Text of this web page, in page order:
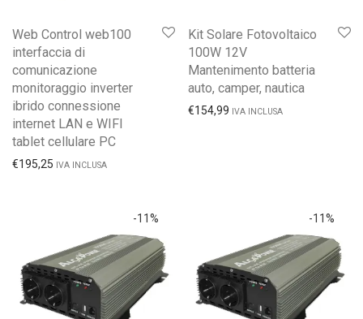
Web Control web100
interfaccia di
comunicazione
monitoraggio inverter
ibrido connessione
internet LAN e WIFI
tablet cellulare PC
€195,25 IVA INCLUSA
Kit Solare Fotovoltaico
100W 12V
Mantenimento batteria
auto, camper, nautica
€154,99 IVA INCLUSA
-11% -11%